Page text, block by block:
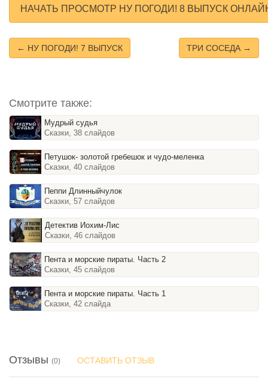
НАЧАТЬ ПРОСМОТР НУ ПОГОДИ! 8 ВЫПУСК
← НУ ПОГОДИ! 7 ВЫПУСК ТРИ СОСЕДА →
Смотрите также:
Мудрый судья
Сказки, 38 слайдов
Петушок- золотой гребешок и чудо-меленка
Сказки, 40 слайдов
Пеппи Длинныйчулок
Сказки, 57 слайдов
Детектив Иохим-Лис
Сказки, 46 слайдов
Пента и морские пираты. Часть 2
Сказки, 45 слайдов
Пента и морские пираты. Часть 1
Сказки, 42 слайда
Отзывы (0) ОСТАВИТЬ ОТЗЫВ